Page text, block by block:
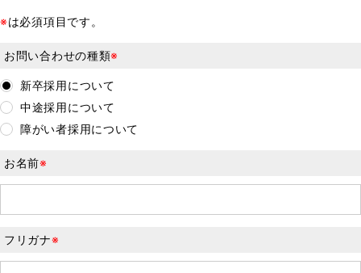
※は必須項目です。
お問い合わせの種類※
新卒採用について
中途採用について
障がい者採用について
お名前※
フリガナ※